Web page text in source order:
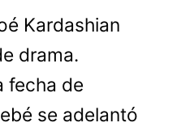
Kardashian
drama.
fecha de
se adelantó